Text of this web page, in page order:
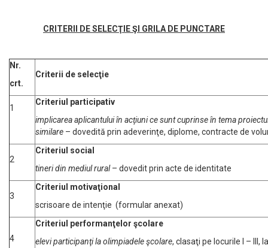
CRITERII DE SELECŢIE Ş I GRILA DE PUNCTARE
Nr.
crt.
Criterii de selecţie
1
Criteriul participativ
implicarea aplicantului în acţiuni ce sunt cuprinse în tema
similare – dovedită prin adeverinţe, diplome, contracte de
2
Criteriul social
tineri din mediul rural– dovedit prin acte de identitate
3
Criteriul motivaţional
scrisoare de intenţie (formular anexat)
4
Criteriul performanţelor şcolare
elevi participanţi la olimpiadele şcolare, clasaţi pe locurile I – III,